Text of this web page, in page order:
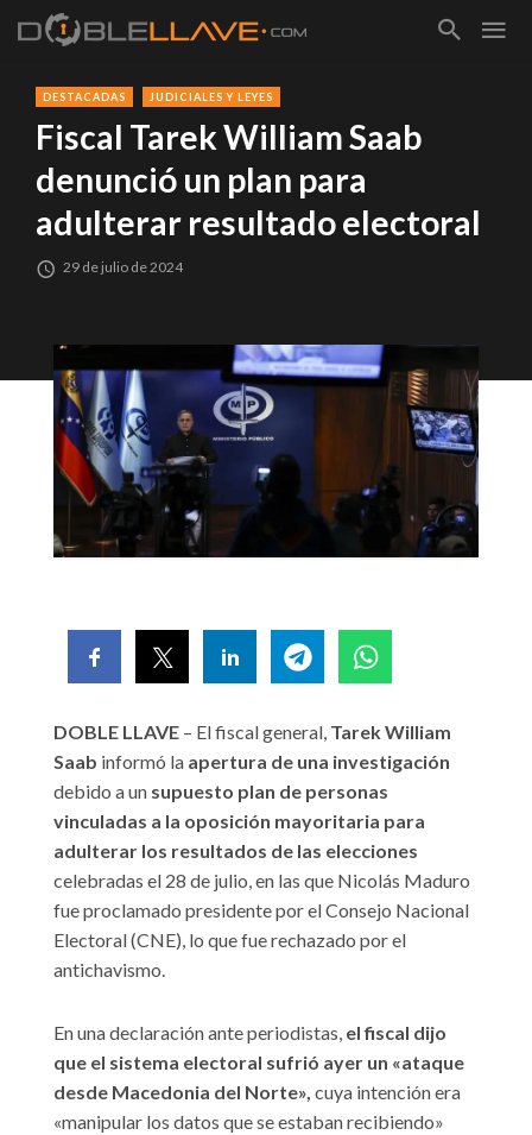
DESTACADAS JUDICIALES Y LEYES
Fiscal Tarek William Saab
denunció un plan para
adulterar resultado electoral
29 de julio de 2024
DOBLE LLAVE – El fiscal general, Tarek William
Saab informó la apertura de una investigación
debido a un supuesto plan de personas
vinculadas a la oposición mayoritaria para
adulterar los resultados de las elecciones
celebradas el 28 de julio, en las que Nicolás Maduro
fue proclamado presidente por el Consejo Nacional
Electoral (CNE), lo que fue rechazado por el
antichavismo.
En una declaración ante periodistas, el fiscal dijo
que el sistema electoral sufrió ayer un «ataque
desde Macedonia del Norte», cuya intención era
«manipular los datos que se estaban recibiendo»